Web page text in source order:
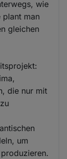
wie
plant man
gleichen
die nur mit
um